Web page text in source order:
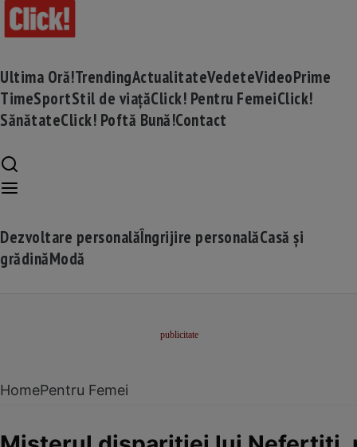
Ultima Oră!TrendingActualitateVedeteVideoPrime
TimeSportStil de viațăClick! Pentru FemeiClick!
SănătateClick! Poftă Bună!Contact
Dezvoltare personalăÎngrijire personalăCasă și
grădinăModă
HomePentru Femei